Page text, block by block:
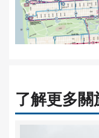
了解更多